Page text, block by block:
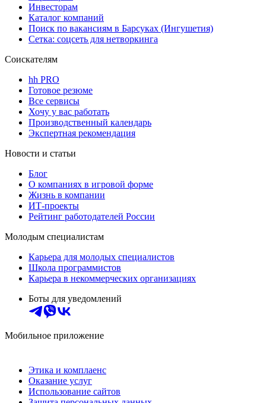
Инвесторам
Каталог компаний
Поиск по вакансиям в Барсуках (Ингушетия)
Сетка: соцсеть для нетворкинга
Соискателям
hh PRO
Готовое резюме
Все сервисы
Хочу у вас работать
Производственный календарь
Экспертная рекомендация
Новости и статьи
Блог
О компаниях в игровой форме
Жизнь в компании
ИТ-проекты
Рейтинг работодателей России
Молодым специалистам
Карьера для молодых специалистов
Школа программистов
Карьера в некоммерческих организациях
Боты для уведомлений
Мобильное приложение
Этика и комплаенс
Оказание услуг
Использование сайтов